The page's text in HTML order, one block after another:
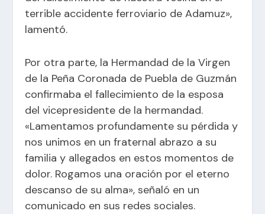
terrible accidente ferroviario de Adamuz»,
lamentó.
Por otra parte, la Hermandad de la Virgen
de la Peña Coronada de Puebla de Guzmán
confirmaba el fallecimiento de la esposa
del vicepresidente de la hermandad.
«Lamentamos profundamente su pérdida y
nos unimos en un fraternal abrazo a su
familia y allegados en estos momentos de
dolor. Rogamos una oración por el eterno
descanso de su alma», señaló en un
comunicado en sus redes sociales.